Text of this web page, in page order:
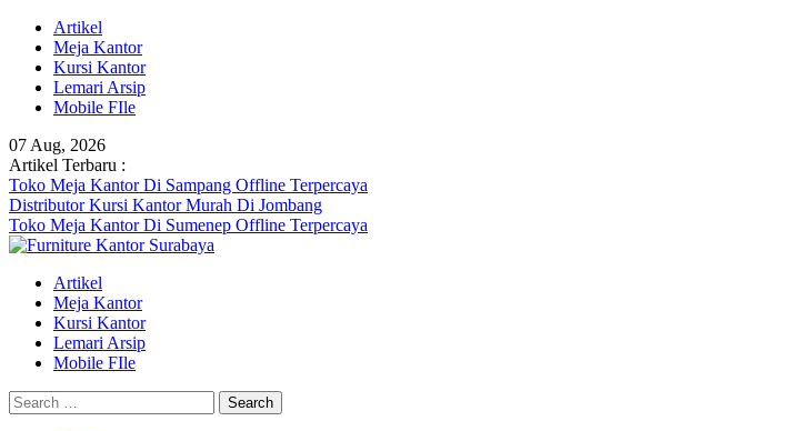
Skip
content
Artikel
Meja Kantor
Kursi Kantor
Lemari Arsip
Mobile FIle
07 Aug, 2026
Artikel Terbaru :
Toko Meja Kantor Di Sampang Offline Terpercaya
Distributor Kursi Kantor Murah Di Jombang
Toko Meja Kantor Di Sumenep Offline Terpercaya
Artikel
Meja Kantor
Kursi Kantor
Lemari Arsip
Mobile FIle
Search
for: